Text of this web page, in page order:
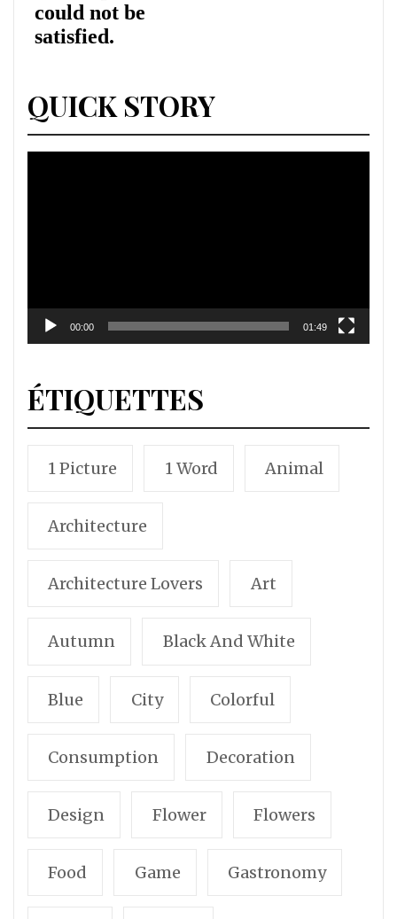
QUICK STORY
00:00 01:49
ÉTIQUETTES
1 Picture 1 Word Animal
Architecture
Architecture Lovers Art
Autumn Black And White
Blue City Colorful
Consumption Decoration
Design Flower Flowers
Food Game Gastronomy